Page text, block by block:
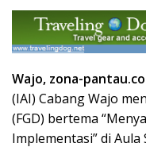
Wajo, zona-
(IAI) Cabang Wajo
(FGD) bertema
Implementasi” di